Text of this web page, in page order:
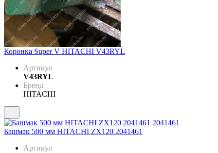
Коронка Super V HITACHI V43RYL
Артикул
V43RYL
Бренд
HITACHI
Башмак 500 мм HITACHI ZX120 2041461
Артикул